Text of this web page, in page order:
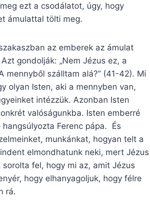
ezt a csodálatot, úgy, hogy
ámulattal tölti meg.
az emberek az ámulat
gondolják: „Nem Jézus ez, a
mennyből szálltam alá?” (41-42). Mi
olyan Isten, aki a mennyben van,
intézzük. Azonban Isten
valóságunkba. Isten emberré
Ferenc pápa. És
munkánkat, hogyan telt a
elmondhatunk neki, mert Jézus
fel, hogy mi az, amit Jézus
hogy elhanyagoljuk, hogy félre
rá.